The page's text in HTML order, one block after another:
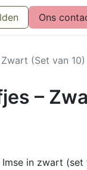
Vragen
Ons
(Set van
–
in zwart (set